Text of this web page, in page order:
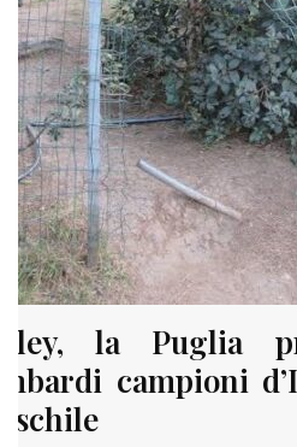
la Puglia
campioni